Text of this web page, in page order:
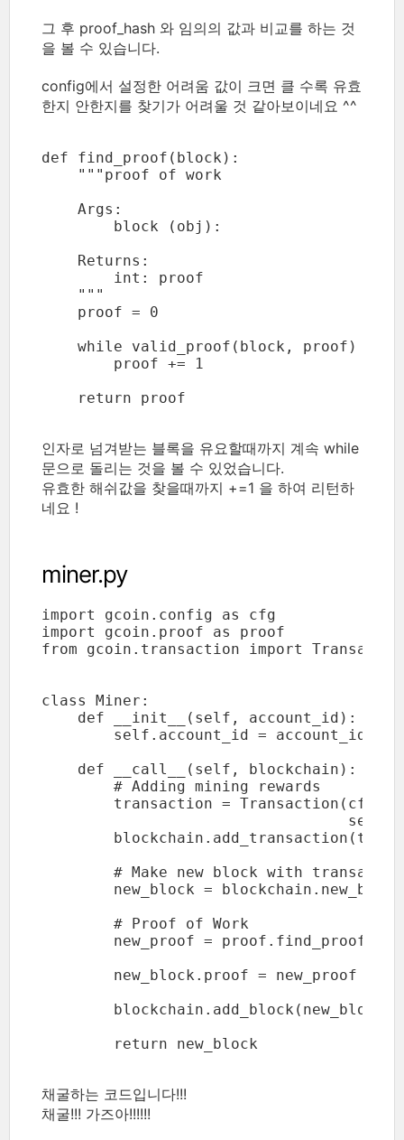
그 후 proof_hash 와 임의의 값과 비교를 하는 것
을 볼 수 있습니다.
config에서 설정한 어려움 값이 크면 클 수록 유효
한지 안한지를 찾기가 어려울 것 같아보이네요 ^^
def find_proof(block):
    """proof of work
    Args:
        block (obj):
    Returns:
        int: proof
    """
    proof = 0
while valid_proof(block, proof) is
        proof += 1
    return proof
인자로 넘겨받는 블록을 유요할때까지 계속 while
문으로 돌리는 것을 볼 수 있었습니다.
유효한 해쉬값을 찾을때까지 +=1 을 하여 리턴하
네요 !
miner.py
import gcoin.config as cfg
import gcoin.proof as proof
from gcoin.transaction import
class Miner:
    def __init__(self, account_id):
        self.account_id = account_id
    def __call__(self, blockchain):
        # Adding mining rewards
transaction =
# Make new block with
new_block =
        # Proof of Work
new_proof =
        new_block.proof = new_proof
        blockchain.add_block(new_block)
채굴하는 코드입니다!!!
채굴!!! 가즈아!!!!!!